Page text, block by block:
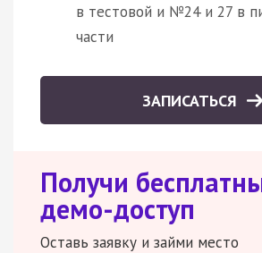
в тестовой и №24 и 27 в
части
ЗАПИСАТЬСЯ
Получи
демо-доступ
Оставь заявку и займи место